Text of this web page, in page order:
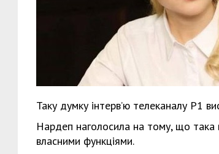
Таку думку інтерв’ю телеканалу Р1
Нардеп наголосила на тому, що така
власними функціями.